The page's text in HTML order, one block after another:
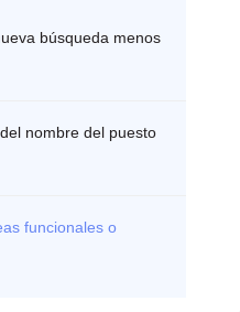
búsqueda menos
nombre del puesto
funcionales o